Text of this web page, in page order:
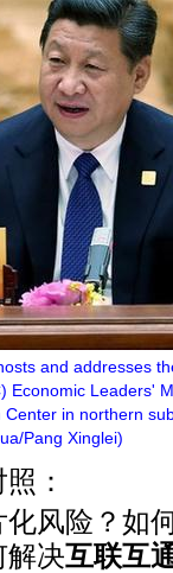
and addresses
Economic Leaders'
in northern
Pang Xinglei)
：
风险？如
解决互联互